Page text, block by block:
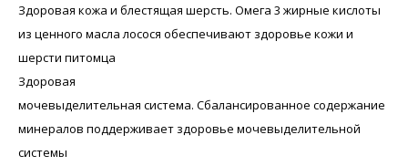
Здоровая кожа и блестящая шерсть. Омега 3 жирные кислоты
из ценного масла лосося обеспечивают здоровье кожи и
шерсти питомца
Здоровая
мочевыделительная система. Сбалансированное содержание
минералов поддерживает здоровье мочевыделительной
системы